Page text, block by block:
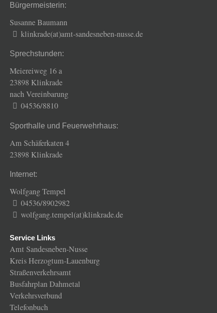
Bürgermeisterin:
Susanne Baumann
klinkrade(at)amt-sandesneben-nusse.de
Sprechstunden:
Meiereiweg 16 a
23898 Klinkrade
nach Vereinbarung
04536/8810
Sporthalle und Feuerwehrhaus:
Am Schäferkaten 4
23898 Klinkrade
Internet:
Wolfgang Tempel
04536/8902982
wolfgang.tempel(at)klinkrade.de
Service Links
Amt Sandesneben-Nusse
Kreis Herzogtum-Lauenburg
Straßenverkehrsamt
Busfahrplan Dahmetal
Verkehrsverbund
Telefonbuch